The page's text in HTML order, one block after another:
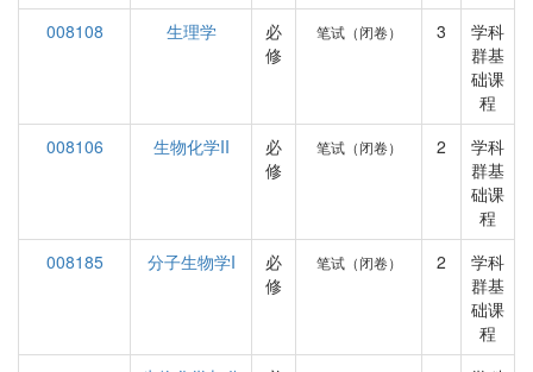
008108
生理学
必
修
笔试（闭卷） 3
学科
群基
础课
程
008106
生物化学II
必
修
笔试（闭卷） 2
学科
群基
础课
程
008185
分子生物学I
必
修
笔试（闭卷） 2
学科
群基
础课
程